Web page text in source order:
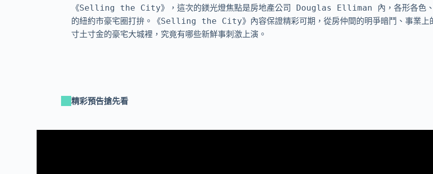
《Selling the City》，這次的鎂光燈焦點是房地產公司 Douglas Elliman 內，各形各色、實
的紐約市豪宅圈打拚。《Selling the City》內容保證精彩可期，從房仲間的明爭暗鬥、事業上
寸土寸金的豪宅大城裡，究竟有哪些新鮮事刺激上演。
精彩預告搶先看